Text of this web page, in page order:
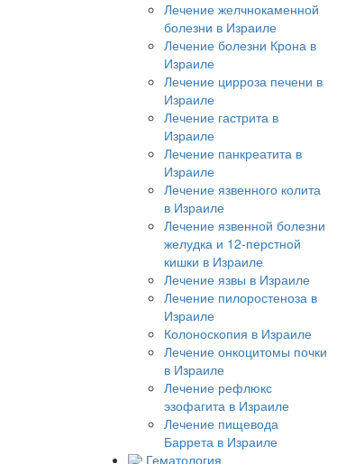
Лечение желчнокаменной
болезни в Израиле
Лечение болезни Крона в
Израиле
Лечение цирроза печени в
Израиле
Лечение гастрита в
Израиле
Лечение панкреатита в
Израиле
Лечение язвенного колита
в Израиле
Лечение язвенной болезни
желудка и 12-перстной
кишки в Израиле
Лечение язвы в Израиле
Лечение пилоростеноза в
Израиле
Колоноскопия в Израиле
Лечение онкоцитомы почки
в Израиле
Лечение рефлюкс
эзофагита в Израиле
Лечение пищевода
Баррета в Израиле
Гематология